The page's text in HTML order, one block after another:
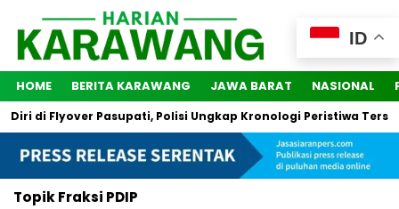
HOME BERITA KARAWANG JAWA BARAT NASIONAL
di Flyover Pasupati, Polisi Ungkap Kronologi Peristiwa
TopikFraksi PDIP
ID